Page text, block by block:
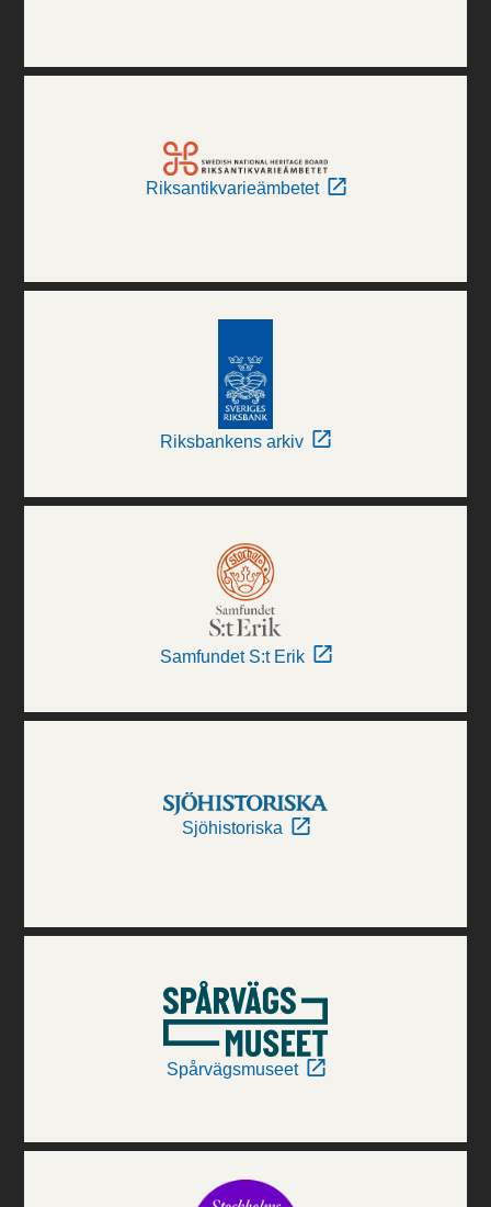
Riksantikvarieämbetet
Riksbankens arkiv
Samfundet S:t Erik
Sjöhistoriska
Spårvägsmuseet